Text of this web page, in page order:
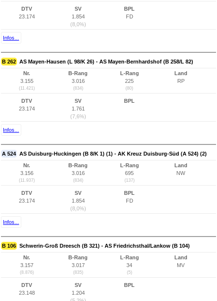
DTV
23.174
SV
1.854
(8,0%)
BPL
FD
Infos...
B 262 AS Mayen-Hausen (L 98/K 26) - AS Mayen-Bernhardshof (B 258/L 82)
Nr.
3.155
(11.421)
B-Rang
3.016
(834)
L-Rang
225
(80)
Land
RP
DTV
23.174
SV
1.761
(7,6%)
BPL
Infos...
A 524 AS Duisburg-Huckingen (B 8/K 1) (1) - AK Kreuz Duisburg-Süd (A 524) (2)
Nr.
3.156
(11.937)
B-Rang
3.016
(834)
L-Rang
695
(137)
Land
NW
DTV
23.174
SV
1.854
(8,0%)
BPL
FD
Infos...
B 106 Schwerin-Groß Dreesch (B 321) - AS Friedrichsthal/Lankow (B 104)
Nr.
3.157
(8.876)
B-Rang
3.017
(835)
L-Rang
34
(5)
Land
MV
DTV
23.148
SV
1.204
BPL